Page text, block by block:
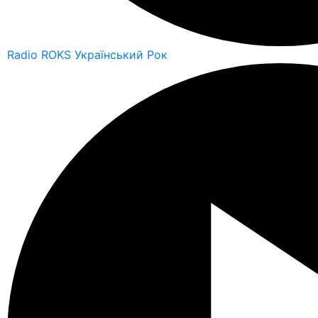
Radio ROKS Український Рок